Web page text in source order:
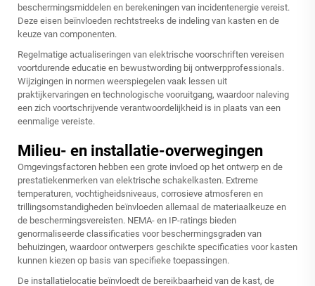
beschermingsmiddelen en berekeningen van incidentenergie vereist.
Deze eisen beïnvloeden rechtstreeks de indeling van kasten en de
keuze van componenten.
Regelmatige actualiseringen van elektrische voorschriften vereisen
voortdurende educatie en bewustwording bij ontwerpprofessionals.
Wijzigingen in normen weerspiegelen vaak lessen uit
praktijkervaringen en technologische vooruitgang, waardoor naleving
een zich voortschrijvende verantwoordelijkheid is in plaats van een
eenmalige vereiste.
Milieu- en installatie-overwegingen
Omgevingsfactoren hebben een grote invloed op het ontwerp en de
prestatiekenmerken van elektrische schakelkasten. Extreme
temperaturen, vochtigheidsniveaus, corrosieve atmosferen en
trillingsomstandigheden beïnvloeden allemaal de materiaalkeuze en
de beschermingsvereisten. NEMA- en IP-ratings bieden
genormaliseerde classificaties voor beschermingsgraden van
behuizingen, waardoor ontwerpers geschikte specificaties voor kasten
kunnen kiezen op basis van specifieke toepassingen.
De installatielocatie beïnvloedt de bereikbaarheid van de kast, de